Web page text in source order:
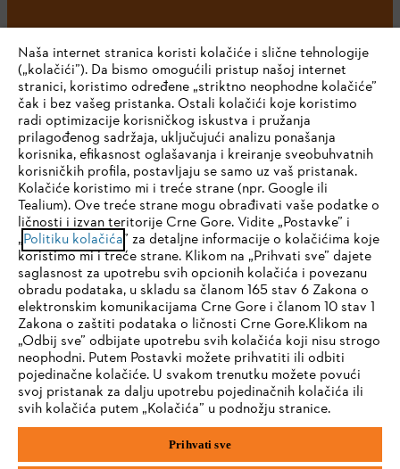
Kompanija
STIHL FAQ
Servis
Politika privatnosti Pravni osnovi Kolačići
Pravne informacije
IHR BROWSER WIRD NICHT
UNTERSTÜTZT
Sie nutzen einen Browser, den wir noch nicht unterstützen. Für
eine optimale Nutzung unserer Seite empfehlen wir Ihnen, zu
einem der folgenden Browser zu wechseln:
Firefox Chrome
Naša internet stranica koristi kolačiće i slične tehnologije
(„kolačići”). Da bismo omogućili pristup našoj internet
stranici, koristimo određene „striktno neophodne kolačiće”
čak i bez vašeg pristanka. Ostali kolačići koje koristimo
radi optimizacije korisničkog iskustva i pružanja
prilagođenog sadržaja, uključujući analizu ponašanja
korisnika, efikasnost oglašavanja i kreiranje sveobuhvatnih
korisničkih profila, postavljaju se samo uz vaš pristanak.
Kolačiće koristimo mi i treće strane (npr. Google ili
Tealium). Ove treće strane mogu obrađivati vaše podatke o
ličnosti i izvan teritorije Crne Gore. Vidite „Postavke” i
„Politiku kolačića” za detaljne informacije o kolačićima koje
koristimo mi i treće strane. Klikom na „Prihvati sve” dajete
saglasnost za upotrebu svih opcionih kolačića i povezanu
obradu podataka, u skladu sa članom 165 stav 6 Zakona o
elektronskim komunikacijama Crne Gore i članom 10 stav 1
Zakona o zaštiti podataka o ličnosti Crne Gore.Klikom na
„Odbij sve” odbijate upotrebu svih kolačića koji nisu strogo
neophodni. Putem Postavki možete prihvatiti ili odbiti
pojedinačne kolačiće. U svakom trenutku možete povući
svoj pristanak za dalju upotrebu pojedinačnih kolačića ili
svih kolačića putem „Kolačića” u podnožju stranice.
Prihvati sve